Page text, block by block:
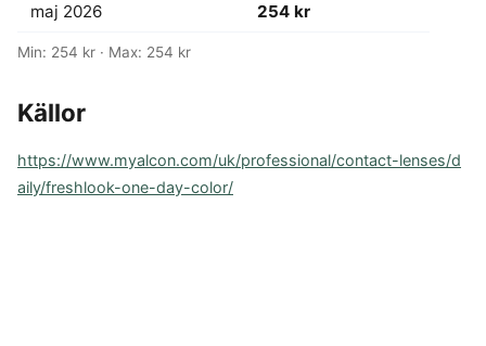
maj 2026 254 kr
Min: 254 kr · Max: 254 kr
Källor
https://www.myalcon.com/uk/professional/contact-lenses/d
aily/freshlook-one-day-color/